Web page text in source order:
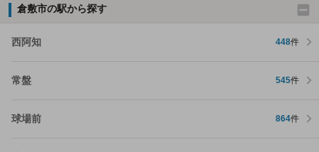
倉敷市の駅から探す
西阿知 448件
常盤 545件
球場前 864件